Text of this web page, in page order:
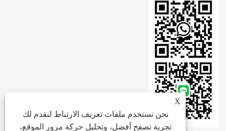
X
نحن نستخدم ملفات تعريف الارتباط لنقدم لك
تجربة تصفح أفضل، وتحليل حركة مرور الموقع،